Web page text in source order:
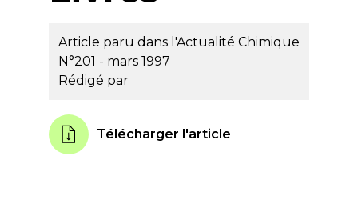
Article paru dans l'Actualité Chimique
N°201 - mars 1997
Rédigé par
Télécharger l'article